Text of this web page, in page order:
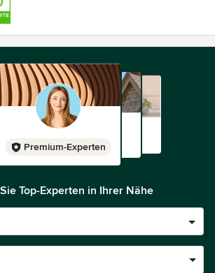
Premium-Experten
Top-Experten in Ihrer Nähe